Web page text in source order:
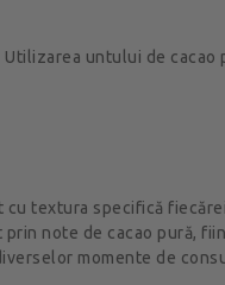
untului de
textura specifică
note de cacao pură,
momente de